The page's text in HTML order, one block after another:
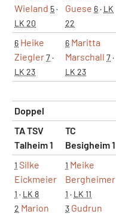
Wieland 5·
LK 20
Guese 6· LK
22
6 Heike
Ziegler7·
LK 23
6 Maritta
Marschall 7·
LK 23
Doppel
TA TSV
Talheim 1
TC
Besigheim 1
1 Silke
Eickmeier
1 · LK 8
2 Marion
1 Meike
Bergheimer
1 · LK 11
3 Gudrun